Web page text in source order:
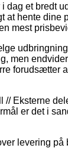
dag et bredt
at hente dine
mest
men
forudsætter
// Eksterne
er det i
levering